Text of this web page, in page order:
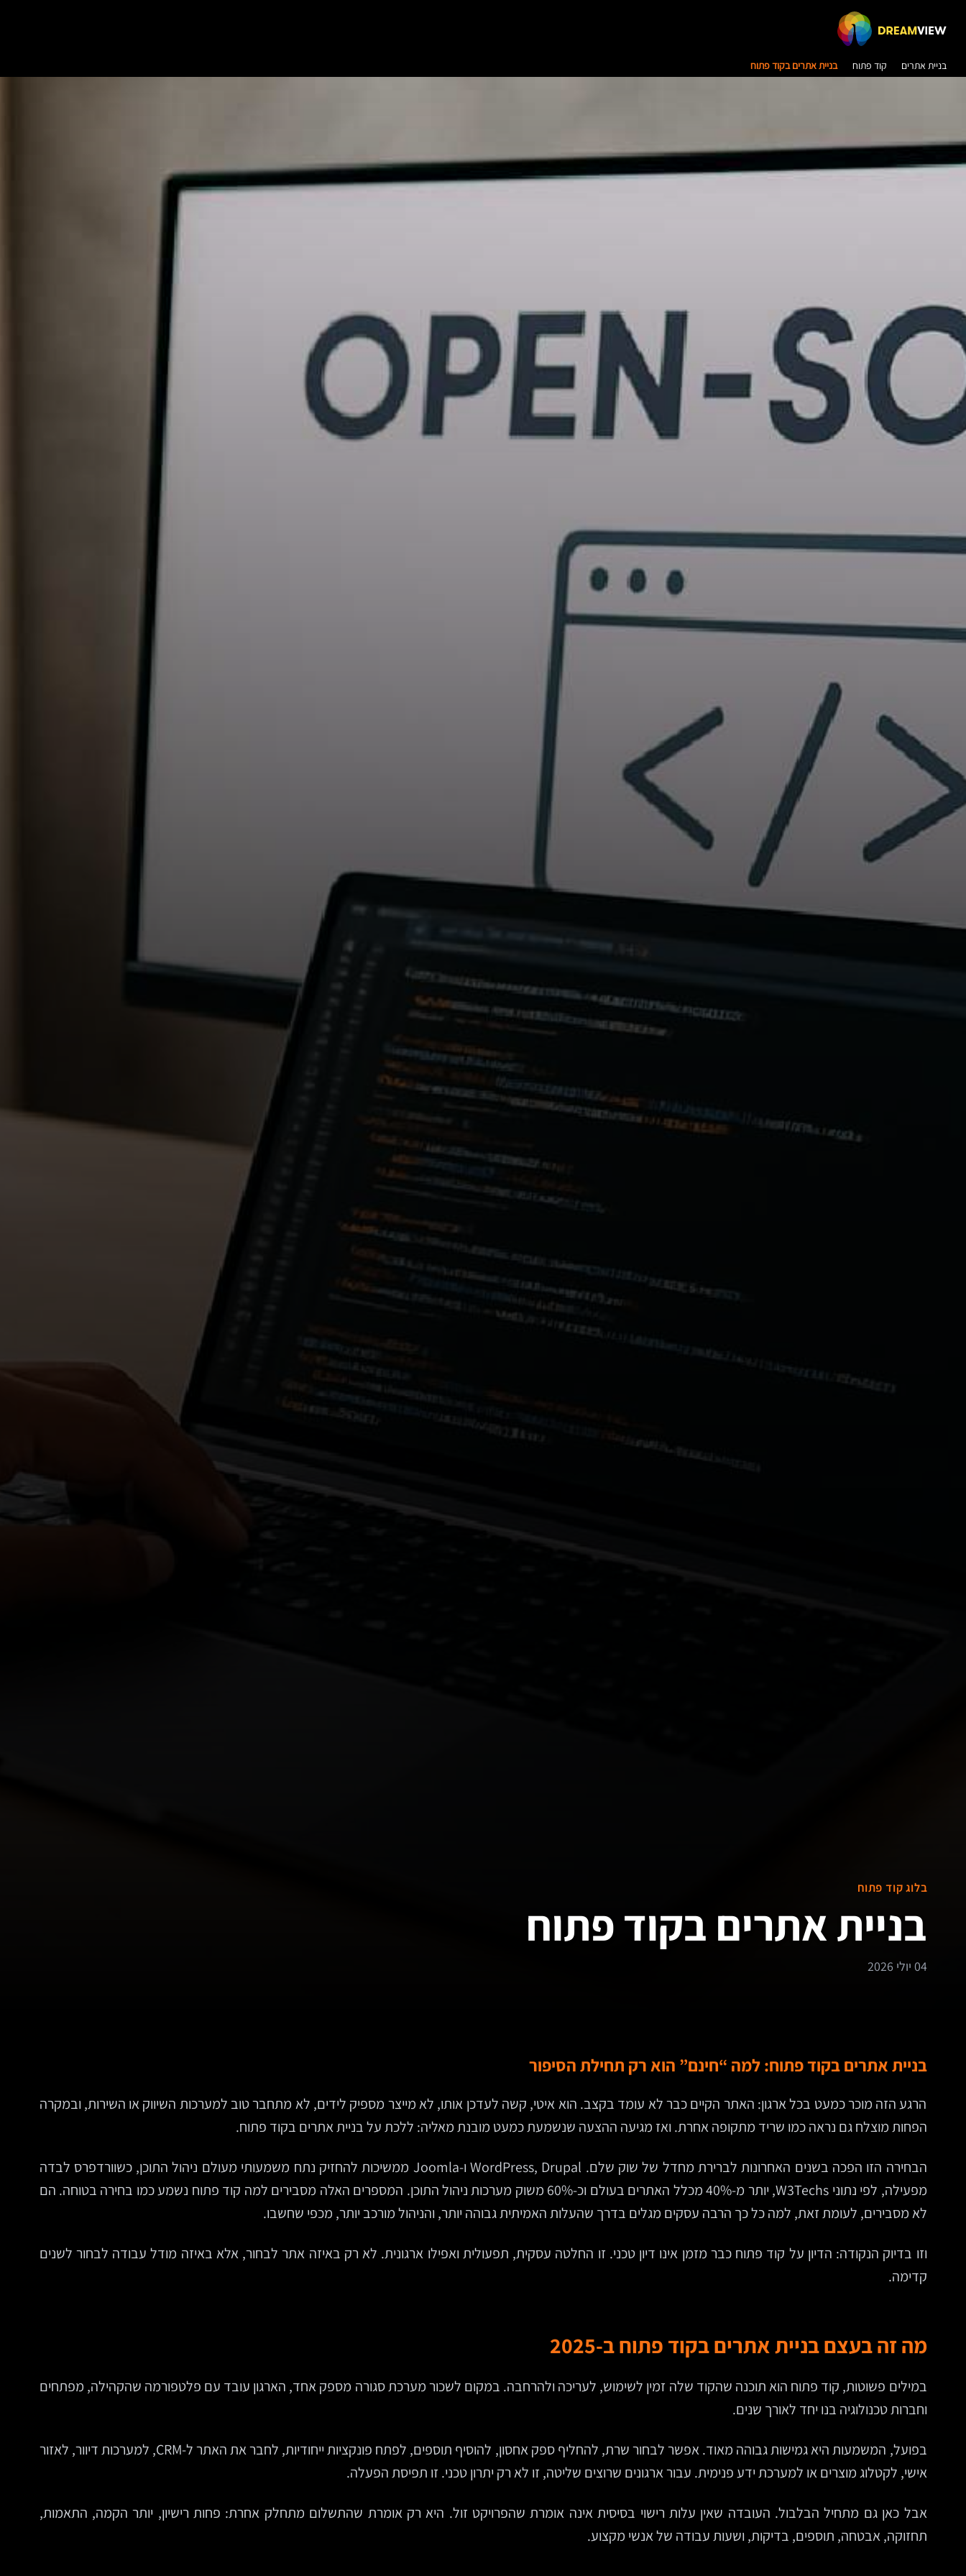
בניית אתרים קוד פתוח בניית אתרים בקוד פתוח
בלוג קוד פתוח
בניית אתרים בקוד פתוח
04 יולי 2026
בניית אתרים בקוד פתוח: למה “חינם” הוא רק תחילת הסיפור
הרגע הזה מוכר כמעט בכל ארגון: האתר הקיים כבר לא עומד בקצב. הוא איטי, קשה לעדכן אותו, לא מייצר מספיק לידים, לא מתחבר טוב למערכות השיווק או השירות, ובמקרה
הפחות מוצלח גם נראה כמו שריד מתקופה אחרת. ואז מגיעה ההצעה שנשמעת כמעט מובנת מאליה: ללכת על בניית אתרים בקוד פתוח.
הבחירה הזו הפכה בשנים האחרונות לברירת מחדל של שוק שלם. WordPress, Drupal ו-Joomla ממשיכות להחזיק נתח משמעותי מעולם ניהול התוכן, כשוורדפרס לבדה
מפעילה, לפי נתוני W3Techs, יותר מ-40% מכלל האתרים בעולם וכ-60% משוק מערכות ניהול התוכן. המספרים האלה מסבירים למה קוד פתוח נשמע כמו בחירה בטוחה. הם
לא מסבירים, לעומת זאת, למה כל כך הרבה עסקים מגלים בדרך שהעלות האמיתית גבוהה יותר, והניהול מורכב יותר, מכפי שחשבו.
וזו בדיוק הנקודה: הדיון על קוד פתוח כבר מזמן אינו דיון טכני. זו החלטה עסקית, תפעולית ואפילו ארגונית. לא רק באיזה אתר לבחור, אלא באיזה מודל עבודה לבחור לשנים
קדימה.
מה זה בעצם בניית אתרים בקוד פתוח ב-2025
במילים פשוטות, קוד פתוח הוא תוכנה שהקוד שלה זמין לשימוש, לעריכה ולהרחבה. במקום לשכור מערכת סגורה מספק אחד, הארגון עובד עם פלטפורמה שהקהילה, מפתחים
וחברות טכנולוגיה בנו יחד לאורך שנים.
בפועל, המשמעות היא גמישות גבוהה מאוד. אפשר לבחור שרת, להחליף ספק אחסון, להוסיף תוספים, לפתח פונקציות ייחודיות, לחבר את האתר ל-CRM, למערכות דיוור, לאזור
אישי, לקטלוג מוצרים או למערכת ידע פנימית. עבור ארגונים שרוצים שליטה, זו לא רק יתרון טכני. זו תפיסת הפעלה.
אבל כאן גם מתחיל הבלבול. העובדה שאין עלות רישוי בסיסית אינה אומרת שהפרויקט זול. היא רק אומרת שהתשלום מתחלק אחרת: פחות רישיון, יותר הקמה, התאמות,
תחזוקה, אבטחה, תוספים, בדיקות, ושעות עבודה של אנשי מקצוע.